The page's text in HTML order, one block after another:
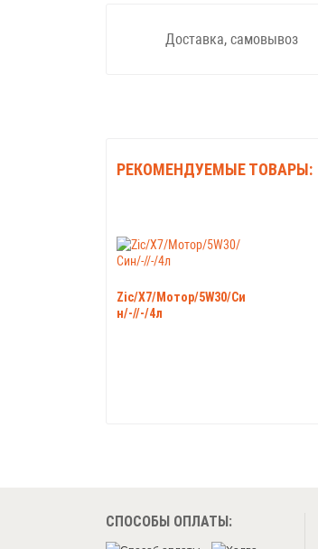
Доставка, самовывоз
РЕКОМЕНДУЕМЫЕ ТОВАРЫ:
Zic/X7/Мотор/5W30/Си
н/-//-/4л
СПОСОБЫ ОПЛАТЫ: